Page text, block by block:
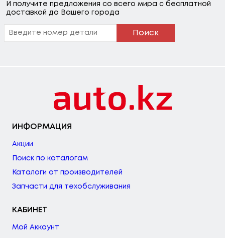
И получите предложения со всего мира с бесплатной
доставкой до Вашего города
Поиск
ИНФОРМАЦИЯ
Акции
Поиск по каталогам
Каталоги от производителей
Запчасти для техобслуживания
КАБИНЕТ
Мой Аккаунт